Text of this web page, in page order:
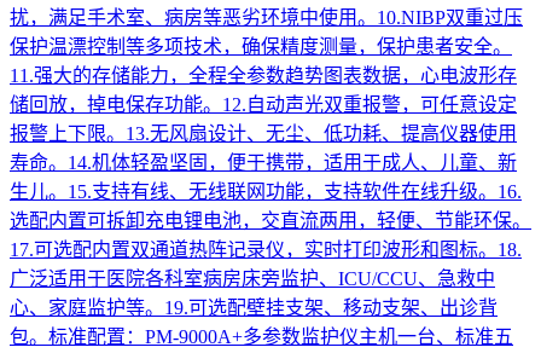
扰，满足手术室、病房等恶劣环境中使用。10.NIBP双重过压
保护温漂控制等多项技术，确保精度测量，保护患者安全。
11.强大的存储能力，全程全参数趋势图表数据，心电波形存
储回放，掉电保存功能。12.自动声光双重报警，可任意设定
报警上下限。13.无风扇设计、无尘、低功耗、提高仪器使用
寿命。14.机体轻盈坚固，便于携带，适用于成人、儿童、新
生儿。15.支持有线、无线联网功能，支持软件在线升级。16.
选配内置可拆卸充电锂电池，交直流两用，轻便、节能环保。
17.可选配内置双通道热阵记录仪，实时打印波形和图标。18.
广泛适用于医院各科室病房床旁监护、ICU/CCU、急救中
心、家庭监护等。19.可选配壁挂支架、移动支架、出诊背
包。标准配置：PM-9000A+多参数监护仪主机一台、标准五